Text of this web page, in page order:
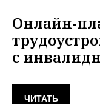
Онлайн-
с
ЧИТАТЬ